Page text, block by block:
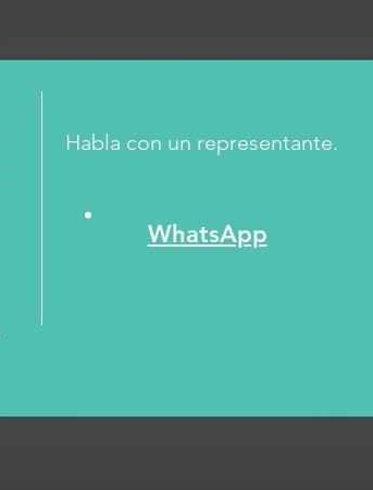
Habla con un representante.
WhatsApp